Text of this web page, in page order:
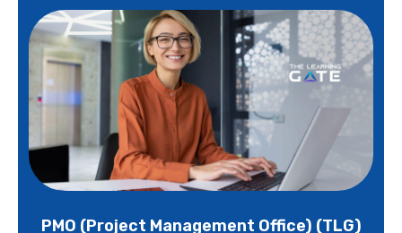
PMO (Project Management Office) (TLG)